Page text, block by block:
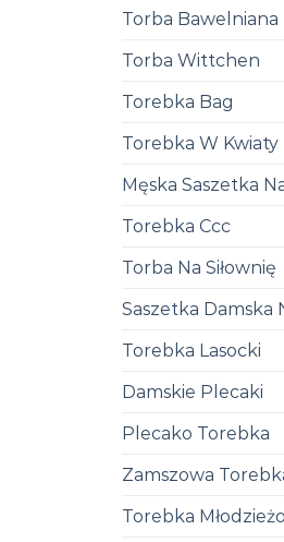
Torba Bawelniana
Torba Wittchen
Torebka Bag
Torebka W Kwiaty
Męska Saszetka
Torebka Ccc
Torba Na Siłownię
Saszetka Damska
Torebka Lasocki
Damskie Plecaki
Plecako Torebka
Zamszowa
Torebka